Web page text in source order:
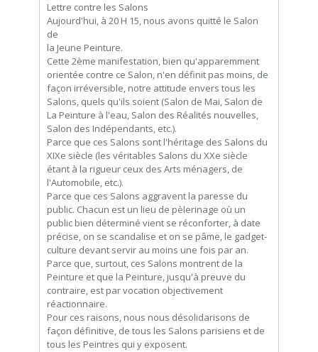
Lettre contre les Salons
Aujourd'hui, à 20 H 15, nous avons quitté le Salon
de
la Jeune Peinture.
Cette 2ème manifestation, bien qu'apparemment
orientée contre ce Salon, n'en définit pas moins, de
façon irréversible, notre attitude envers tous les
Salons, quels qu'ils soient (Salon de Mai, Salon de
La Peinture à l'eau, Salon des Réalités nouvelles,
Salon des Indépendants, etc.).
Parce que ces Salons sont l'héritage des Salons du
XIXe siècle (les véritables Salons du XXe siècle
étant à la rigueur ceux des Arts ménagers, de
l'Automobile, etc.).
Parce que ces Salons aggravent la paresse du
public. Chacun est un lieu de pèlerinage où un
public bien déterminé vient se réconforter, à date
précise, on se scandalise et on se pâme, le gadget-
culture devant servir au moins une fois par an.
Parce que, surtout, ces Salons montrent de la
Peinture et que la Peinture, jusqu'à preuve du
contraire, est par vocation objectivement
réactionnaire.
Pour ces raisons, nous nous désolidarisons de
façon définitive, de tous les Salons parisiens et de
tous les Peintres qui y exposent.